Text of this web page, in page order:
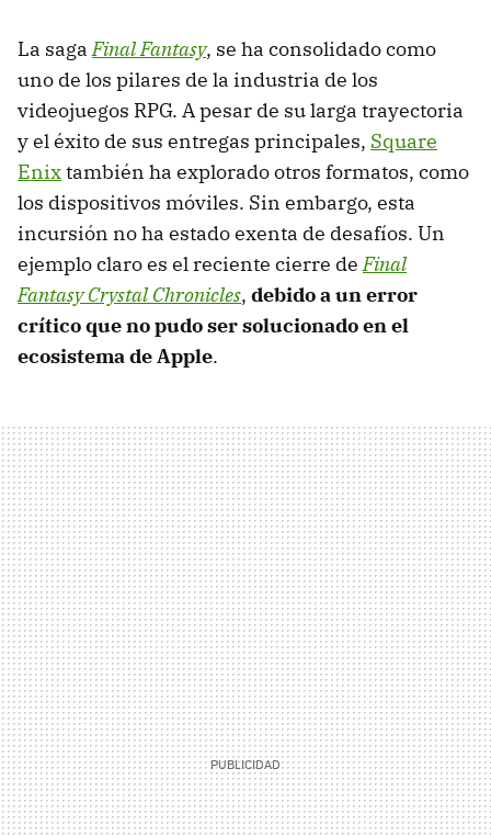
La sagaFinal Fantasy, se ha consolidado como
uno de los pilares de la industria de los
videojuegos RPG. A pesar de su larga trayectoria
y el éxito de sus entregas principales, Square
Enixtambién ha explorado otros formatos, como
los dispositivos móviles. Sin embargo, esta
incursión no ha estado exenta de desafíos. Un
ejemplo claro es el reciente cierre deFinal
Fantasy Crystal Chronicles, debido a un error
crítico que no pudo ser solucionado en el
ecosistema de Apple.